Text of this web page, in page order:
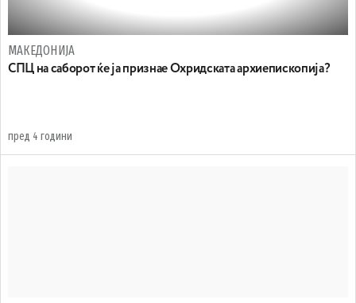
МАКЕДОНИЈА
СПЦ на саборот ќе ја признае Охридската архиепископија?
пред 4 години